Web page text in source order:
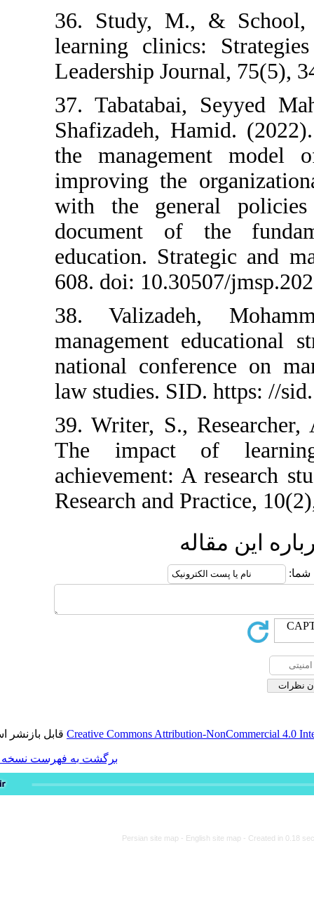
36. Study,
learning
Leadership
37. Tabatabai,
Shafizadeh,
the
improving the
with the
document of
education.
608. doi:
38.
management
national
law studies.
39. Writer, S.,
The impact
achievement: A
Research and
Creative Commonsقابل بازنشر است.
برگشت به فهرست نسخه ها
Persian site map -